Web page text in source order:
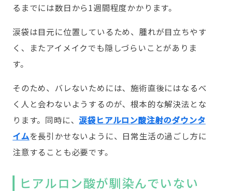
るまでには数日から1週間程度かかります。
涙袋は目元に位置しているため、腫れが目立ちやす
く、またアイメイクでも隠しづらいことがありま
す。
そのため、バレないためには、施術直後にはなるべ
く人と会わないようするのが、根本的な解決法とな
ります。同時に、涙袋ヒアルロン酸注射のダウンタ
イムを長引かせないように、日常生活の過ごし方に
注意することも必要です。
ヒアルロン酸が馴染んでいない